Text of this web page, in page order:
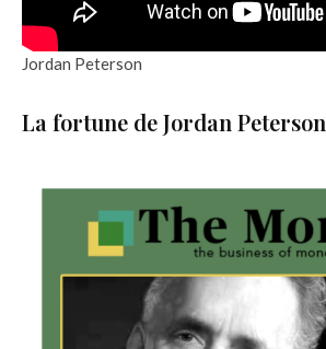
Jordan Peterson
La fortune de Jordan Peterson